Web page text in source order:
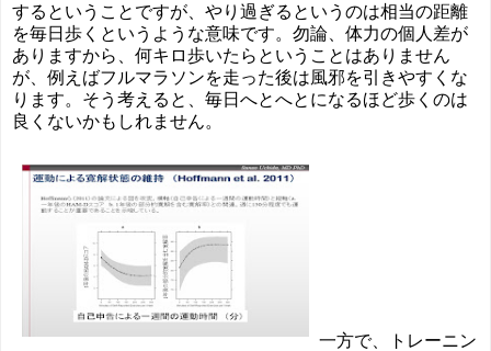
するということですが、やり過ぎるというのは相当の距離
を毎日歩くというような意味です。勿論、体力の個人差が
ありますから、何キロ歩いたらということはありません
が、例えばフルマラソンを走った後は風邪を引きやすくな
ります。そう考えると、毎日へとへとになるほど歩くのは
良くないかもしれません。
一方で、トレーニン